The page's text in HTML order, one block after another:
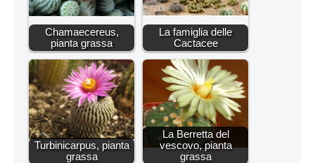
Chamaecereus,
pianta grassa
La famiglia delle
Cactacee
Turbinicarpus, pianta
grassa
La Berretta del
vescovo, pianta
grassa